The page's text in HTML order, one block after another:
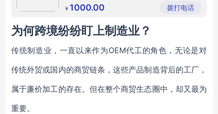
设备集团
有限公司
￥ 1000.00 拨打电话
为何跨境纷纷盯上制造业？
传统制造业，一直以来作为OEM代工的角色，无论是对
传统外贸或国内的商贸链条，这些产品制造背后的工厂，
属于廉价加工的存在。但在整个商贸生态圈中，却又最为
重要。